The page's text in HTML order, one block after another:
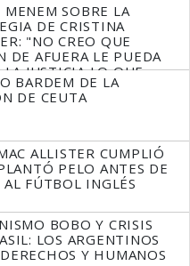
SOBRE LA
DE CRISTINA
"NO CREO QUE
DE AFUERA LE PUEDA
LA JUSTICIA LO QUE
HACER"
BARDEM DE LA
DE CEUTA
ALLISTER CUMPLIÓ
PELO ANTES DE
AL FÚTBOL INGLÉS
BOBO Y CRISIS
LOS ARGENTINOS
Y HUMANOS